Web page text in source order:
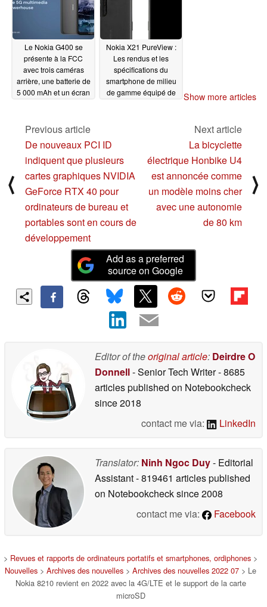
07/13/2022
Le Nokia G400 se
présente à la FCC
avec trois caméras
arrière, une batterie de
5 000 mAh et un écran
Nokia X21 PureView :
Les rendus et les
spécifications du
smartphone de milieu
de gamme équipé de
Show more articles
⟨
Previous article
De nouveaux PCI ID
indiquent que plusieurs
cartes graphiques NVIDIA
GeForce RTX 40 pour
ordinateurs de bureau et
portables sont en cours de
développement
Next article
La bicyclette
électrique Honbike U4
est annoncée comme
un modèle moins cher
avec une autonomie
de 80 km
⟩
Add as a preferred
source on Google
Editor of theoriginal article: Deirdre O
Donnell- Senior Tech Writer- 8685
articles published on Notebookcheck
since 2018
contact me via:
LinkedIn
Translator: Ninh Ngoc Duy- Editorial
Assistant- 819461 articles published
on Notebookchecksince 2008
contact me via:
Facebook
> Revues et rapports de ordinateurs portatifs et smartphones, ordiphones >
Nouvelles > Archives des nouvelles > Archives des nouvelles 2022 07 > Le
Nokia 8210 revient en 2022 avec la 4G/LTE et le support de la carte
microSD